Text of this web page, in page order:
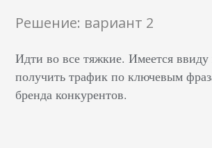
Решение: вариант 2
Идти во все тяжкие. Имеется ввиду
получить трафик по ключевым
бренда конкурентов.